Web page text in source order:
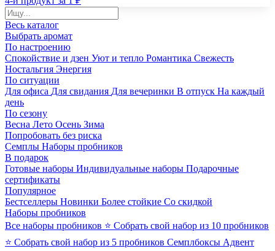
Весь каталог
Выбрать аромат
По настроению
Спокойствие и дзен Уют и тепло Романтика Свежесть
Ностальгия Энергия
По ситуации
Для офиса Для свидания Для вечеринки В отпуск На каждый
день
По сезону
Весна Лето Осень Зима
Попробовать без риска
Семплы Наборы пробников
В подарок
Готовые наборы Индивидуальные наборы Подарочные
сертификаты
Популярное
Бестселлеры Новинки Более стойкие Со скидкой
Наборы пробников
Все наборы пробников ⭐ Собрать свой набор из 10 пробников
⭐ Собрать свой набор из 5 пробников Семплбоксы Адвент